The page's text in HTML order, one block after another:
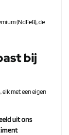
(NdFeB), de
bij
met een eigen
uit ons